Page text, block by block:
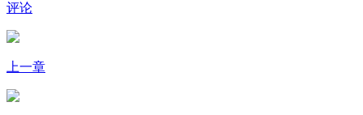
评论
上一章